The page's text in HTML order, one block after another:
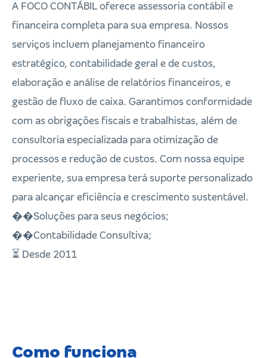
A FOCO CONTÁBIL oferece assessoria contábil e
financeira completa para sua empresa. Nossos
serviços incluem planejamento financeiro
estratégico, contabilidade geral e de custos,
elaboração e análise de relatórios financeiros, e
gestão de fluxo de caixa. Garantimos conformidade
com as obrigações fiscais e trabalhistas, além de
consultoria especializada para otimização de
processos e redução de custos. Com nossa equipe
experiente, sua empresa terá suporte personalizado
para alcançar eficiência e crescimento sustentável.
��Soluções para seus negócios;
��Contabilidade Consultiva;
⏳ Desde 2011
Como funciona